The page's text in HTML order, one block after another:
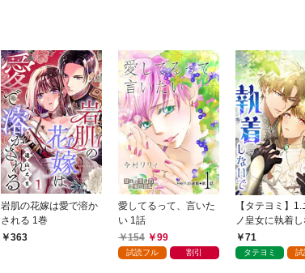
岩肌の花嫁は愛で溶か
される 1巻
363
愛してるって、言いた
い 1話
154
99
試読フル 割引
【タテヨミ】1.
ノ皇女に執着
71
タテヨミ 試